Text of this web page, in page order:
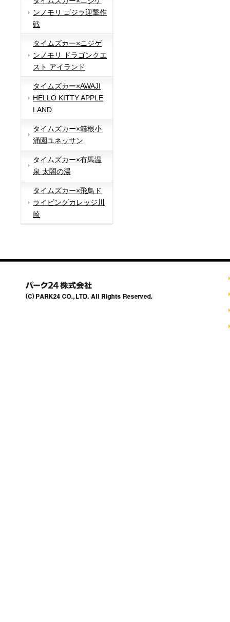
ンノモリ ゴジラ迎撃作
戦
タイムズカー×ニジゲ
ンノモリ ドラゴンクエ
スト アイランド
タイムズカー×AWAJI
HELLO KITTY APPLE
LAND
タイムズカー×箱根小
涌園ユネッサン
タイムズカー×有馬温
泉 太閤の湯
タイムズカー×飛鳥ド
ライビングカレッジ川
崎